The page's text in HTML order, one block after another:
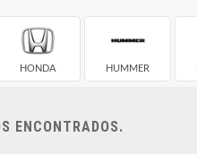
HONDA HUMMER
ENCONTRADOS.